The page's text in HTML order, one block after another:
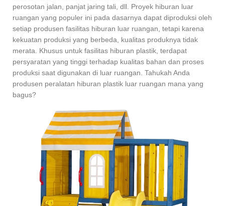
perosotan jalan, panjat jaring tali, dll. Proyek hiburan luar
ruangan yang populer ini pada dasarnya dapat diproduksi oleh
setiap produsen fasilitas hiburan luar ruangan, tetapi karena
kekuatan produksi yang berbeda, kualitas produknya tidak
merata. Khusus untuk fasilitas hiburan plastik, terdapat
persyaratan yang tinggi terhadap kualitas bahan dan proses
produksi saat digunakan di luar ruangan. Tahukah Anda
produsen peralatan hiburan plastik luar ruangan mana yang
bagus?